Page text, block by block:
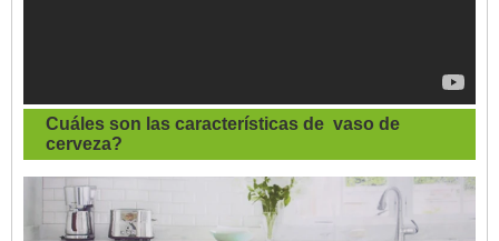
Cuáles son las características de vaso de
cerveza?